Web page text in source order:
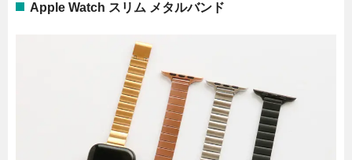
Apple Watch スリム メタルバンド